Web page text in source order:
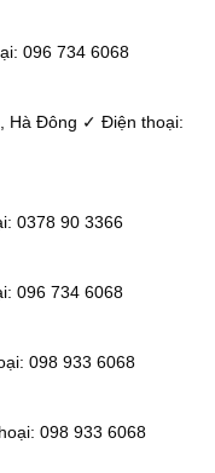
096 734 6068
Hà Đông ✓ Điện thoại:
0378 90 3366
096 734 6068
098 933 6068
098 933 6068